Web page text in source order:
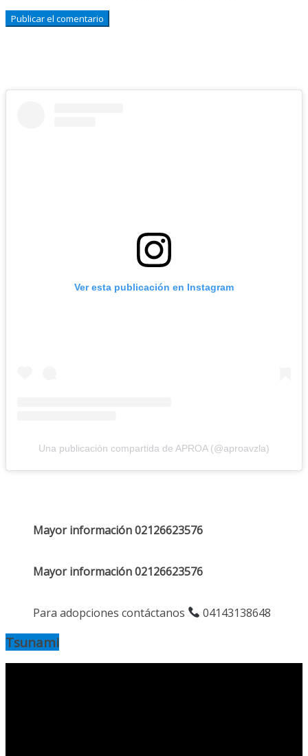
Ver esta publicación en Instagram
Una publicación compartida de APROA (@aproavzla)
Mayor información 02126623576
Mayor información 02126623576
Para adopciones contáctanos 04143138648
Tsunami